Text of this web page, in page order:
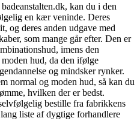
kan du i den
en kær veninde. Deres
og deres anden udgave med
som mange går efter. Den er
imens den
hud, da den ifølge
og mindsker rynker.
normal og moden hud, så kan du
hvilken der er bedst.
bestille fra fabrikkens
liste af dygtige forhandlere